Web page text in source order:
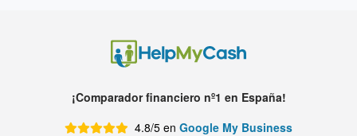
¡Comparador financiero nº1 en España!
4.8/5 en Google My Business